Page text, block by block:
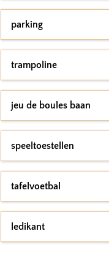
parking
trampoline
jeu de boules baan
speeltoestellen
tafelvoetbal
ledikant